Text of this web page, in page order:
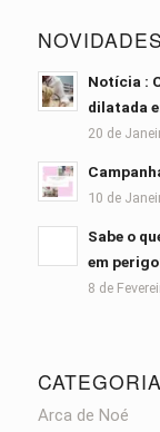
NOVIDADES
Notícia :
dilatada
20 de
10 de
Sabe o
em
8 de
Arca de Noé